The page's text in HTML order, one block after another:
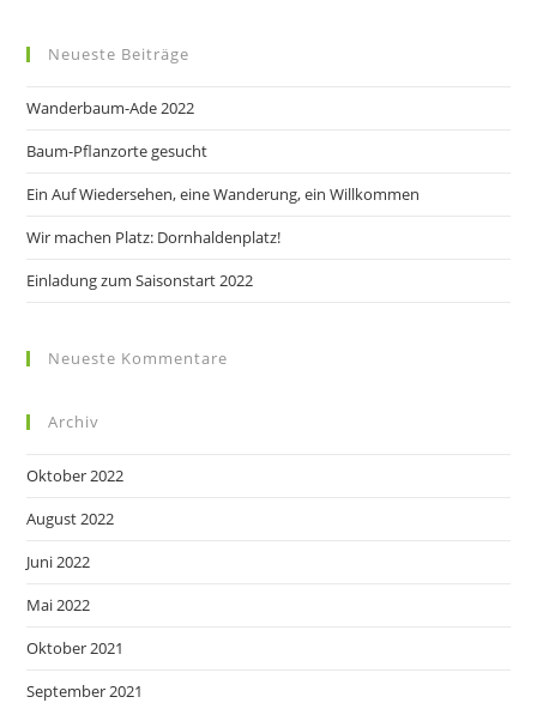
Neueste Beiträge
Wanderbaum-Ade 2022
Baum-Pflanzorte gesucht
Ein Auf Wiedersehen, eine Wanderung, ein Willkommen
Wir machen Platz: Dornhaldenplatz!
Einladung zum Saisonstart 2022
Neueste Kommentare
Archiv
Oktober 2022
August 2022
Juni 2022
Mai 2022
Oktober 2021
September 2021